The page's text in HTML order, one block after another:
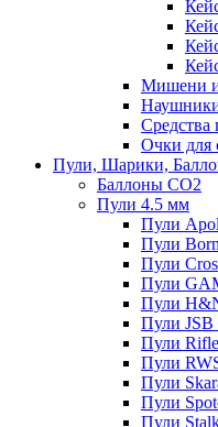
Мишени и
Средства
Очки для
Пули, Шарики,
Баллоны CO2
Пули 4.5 мм
Пули
Пули
Пули
Пули
Пули
Пули
Пули
Пули
Пули
Пули
Пули